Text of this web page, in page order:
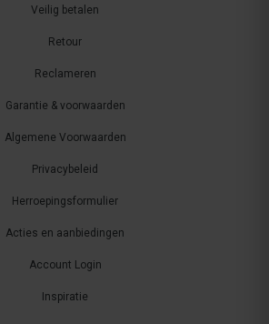
Veilig betalen
Retour
Reclameren
Garantie & voorwaarden
Algemene Voorwaarden
Privacybeleid
Herroepingsformulier
Acties en aanbiedingen
Account Login
Inspiratie